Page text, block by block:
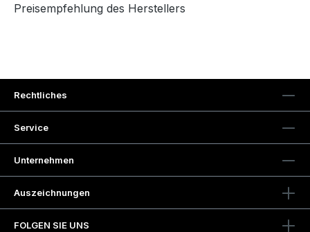
Preisempfehlung des Herstellers
Rechtliches
Service
Unternehmen
Auszeichnungen
FOLGEN SIE UNS